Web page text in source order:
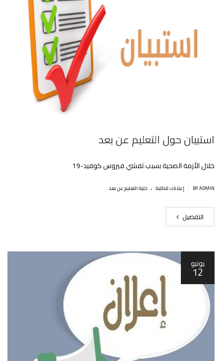
استبيان حول التعليم عن بعد
خلال الأزمة الصحية بسبب تفشي فيروس كوفيد-19
BY ADMIN إعلانات للطلبة . خلية التعليم عن بعد
التفصيل
يونيو
12